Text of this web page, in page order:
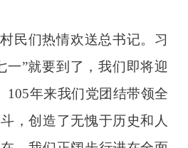
民们热情欢送总书记。习
一”就要到了，我们即将迎
105年来我们党团结带领全
，创造了无愧于历史和人